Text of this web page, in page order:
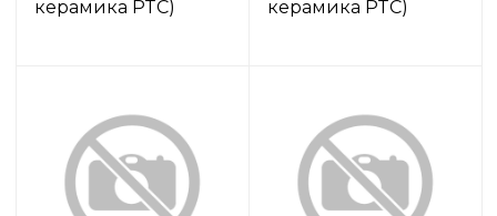
керамика PTC)
керамика PTC)